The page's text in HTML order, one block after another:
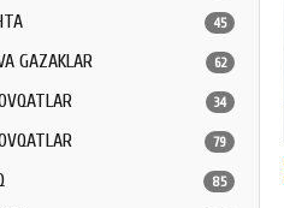
45
GAZAKLAR 62
34
79
85